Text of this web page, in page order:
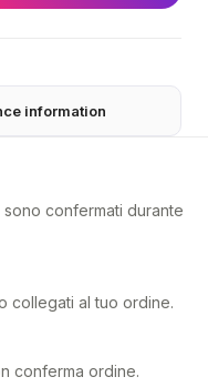
information
confermati durante
collegati al tuo ordine.
conferma ordine.